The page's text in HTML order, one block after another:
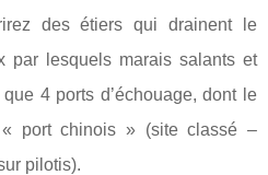
des étiers qui drainent le
par lesquels marais salants et
4 ports d’échouage, dont le
port chinois » (site classé –
pilotis).